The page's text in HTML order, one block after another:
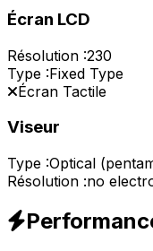
Écran LCD
Résolution :230
Type :Fixed Type
Écran Tactile
Viseur
Type :Optical
Résolution :no